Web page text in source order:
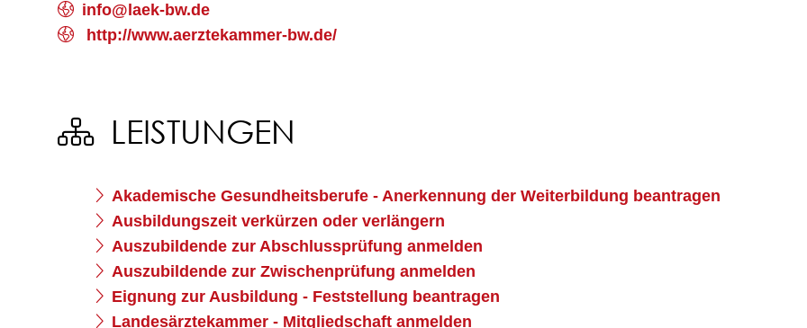
info@laek-bw.de
http://www.aerztekammer-bw.de/
LEISTUNGEN
Akademische Gesundheitsberufe - Anerkennung der Weiterbildung beantragen
Ausbildungszeit verkürzen oder verlängern
Auszubildende zur Abschlussprüfung anmelden
Auszubildende zur Zwischenprüfung anmelden
Eignung zur Ausbildung - Feststellung beantragen
Landesärztekammer - Mitgliedschaft anmelden